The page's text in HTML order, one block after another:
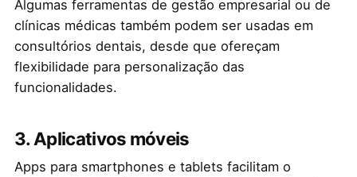
Algumas ferramentas de gestão empresarial ou de
clínicas médicas também podem ser usadas em
consultórios dentais, desde que ofereçam
flexibilidade para personalização das
funcionalidades.
3. Aplicativos móveis
Apps para smartphones e tablets facilitam o